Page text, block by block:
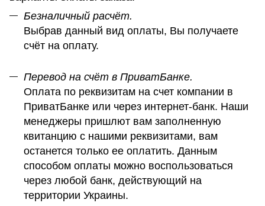
Безналичный расчёт.
Выбрав данный вид оплаты, Вы получаете
счёт на оплату.
Перевод на счёт в ПриватБанке.
Оплата по реквизитам на счет компании в
ПриватБанке или через интернет-банк. Наши
менеджеры пришлют вам заполненную
квитанцию с нашими реквизитами, вам
останется только ее оплатить. Данным
способом оплаты можно воспользоваться
через любой банк, действующий на
территории Украины.